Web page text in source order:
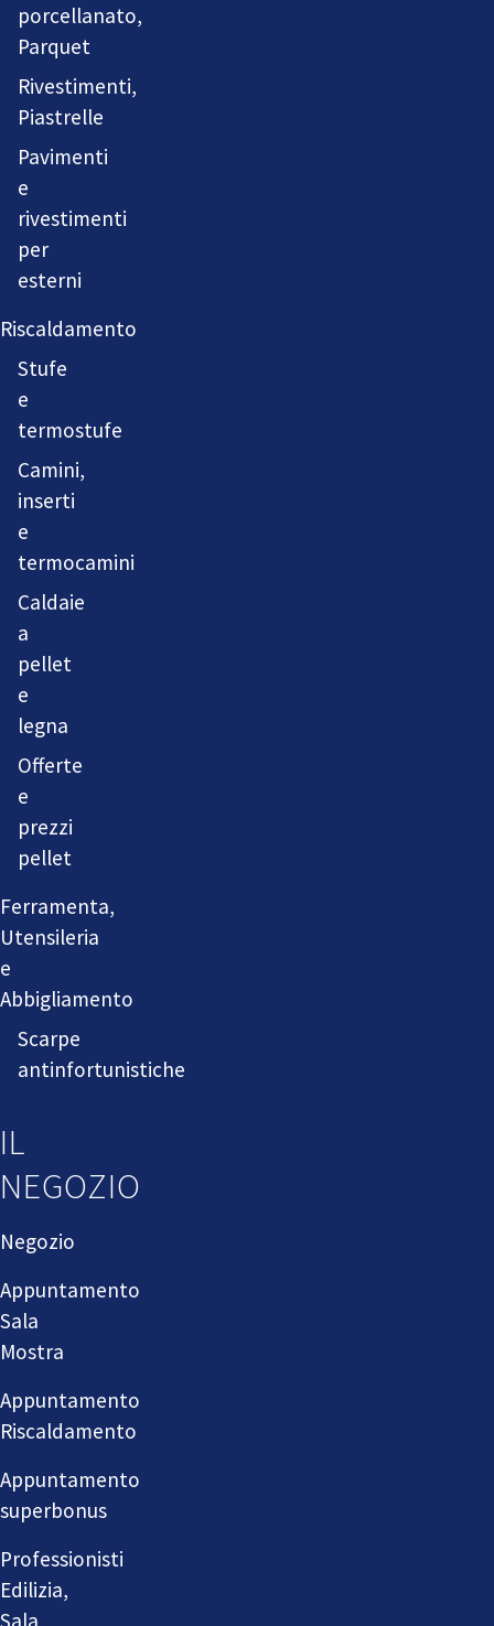
porcellanato,
Parquet
Rivestimenti,
Piastrelle
Pavimenti
e
rivestimenti
per
esterni
Riscaldamento
Stufe
e
termostufe
Camini,
inserti
e
termocamini
Caldaie
a
pellet
e
legna
Offerte
e
prezzi
pellet
Ferramenta,
Utensileria
e
Abbigliamento
Scarpe
antinfortunistiche
IL
NEGOZIO
Negozio
Appuntamento
Sala
Mostra
Appuntamento
Riscaldamento
Appuntamento
superbonus
Professionisti
Edilizia,
Sala